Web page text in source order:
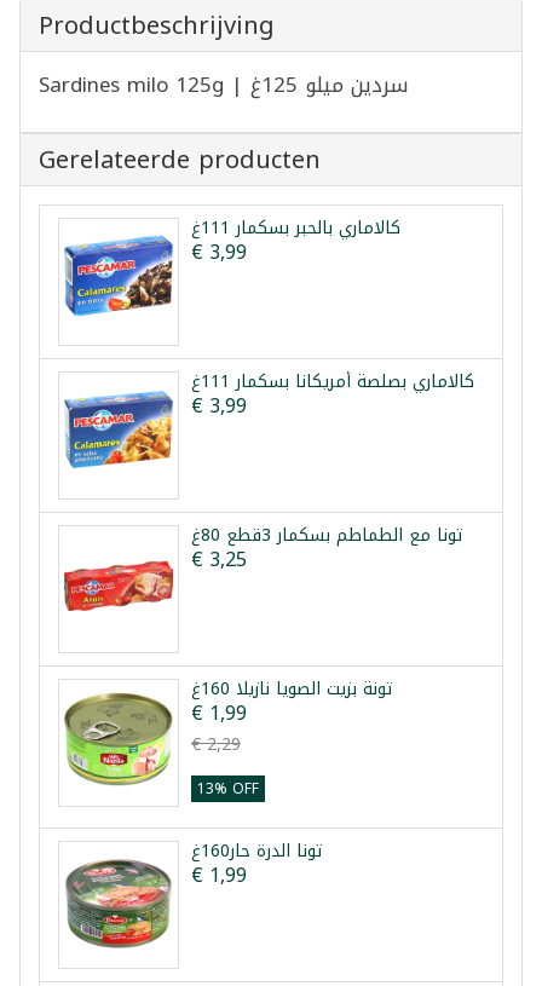
Productbeschrijving
Sardines milo 125g | سردين ميلو 125غ
Gerelateerde producten
كالاماري بالحبر بسكمار 111غ
€ 3,99
كالاماري بصلصة أمريكانا بسكمار 111غ
€ 3,99
تونا مع الطماطم بسكمار 3قطع 80غ
€ 3,25
تونة بزيت الصويا نازيلا 160غ
€ 1,99
€ 2,29
13% OFF
تونا الدرة حار160غ
€ 1,99